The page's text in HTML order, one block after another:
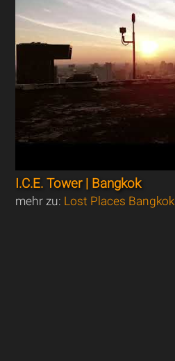
I.C.E. Tower | Bangkok
mehr zu: Lost Places Bangkok